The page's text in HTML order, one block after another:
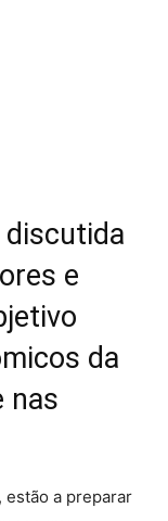
discutida
e
da
nas
estão a preparar